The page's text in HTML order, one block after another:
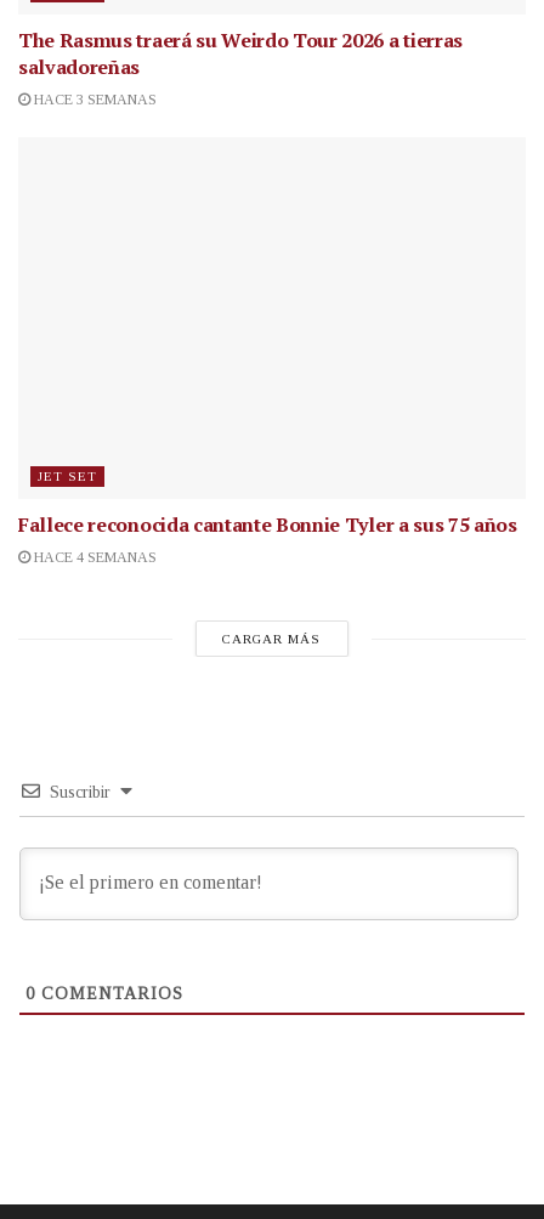
The Rasmus traerá su Weirdo Tour 2026 a tierras
salvadoreñas
HACE 3 SEMANAS
JET SET
Fallece reconocida cantanteBonnie Tyler a sus 75 años
HACE 4 SEMANAS
CARGAR MÁS
Suscribir
0 COMENTARIOS